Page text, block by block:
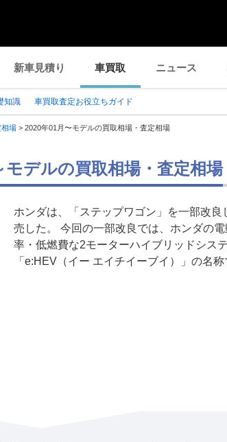
新車見積り 車買取 ニュース
知識 車買取査定お役立ちガイド
相場 > 2020年01月〜モデルの買取相場・査定相場
デルの買取相場・査定相場
ホンダは、「ステップワゴン」を一部改
売した。 今回の一部改良では、ホンダの
率・低燃費な2モーターハイブリッドシス
「e:HEV（イー エイチイーブイ）」の名称